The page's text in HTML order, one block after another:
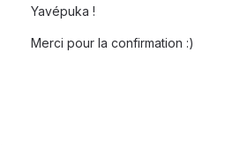
Yavépuka !
Merci pour la confirmation :)